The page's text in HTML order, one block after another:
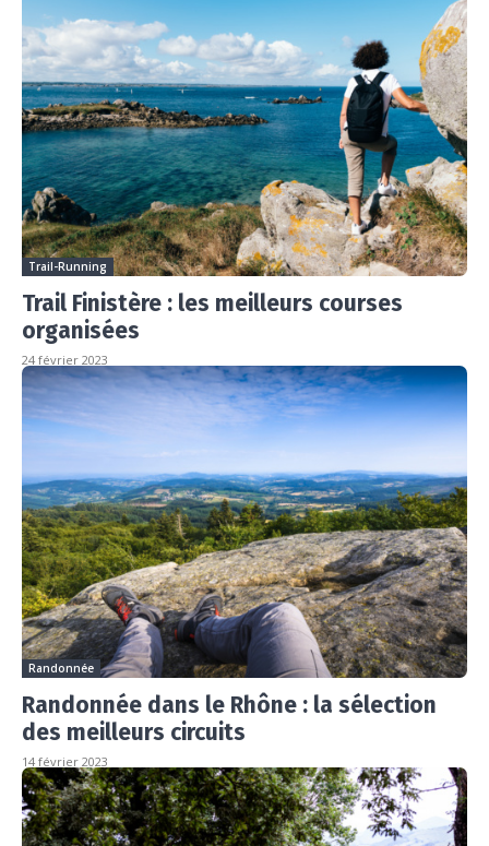
Trail-Running
Trail Finistère : les meilleurs courses
organisées
24 février 2023
Randonnée
Randonnée dans le Rhône : la sélection
des meilleurs circuits
14 février 2023